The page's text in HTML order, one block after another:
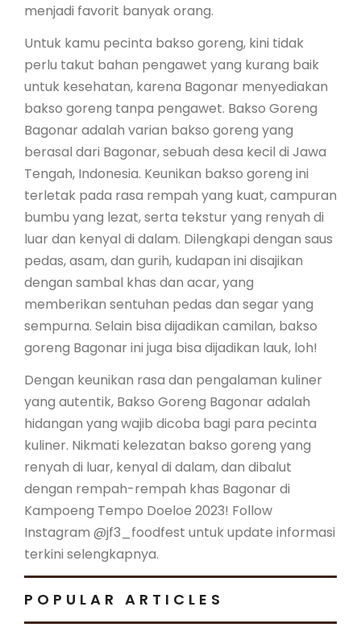
menjadi favorit banyak orang.
Untuk kamu pecinta bakso goreng, kini tidak
perlu takut bahan pengawet yang kurang baik
untuk kesehatan, karena Bagonar menyediakan
bakso goreng tanpa pengawet. Bakso Goreng
Bagonar adalah varian bakso goreng yang
berasal dari Bagonar, sebuah desa kecil di Jawa
Tengah, Indonesia. Keunikan bakso goreng ini
terletak pada rasa rempah yang kuat, campuran
bumbu yang lezat, serta tekstur yang renyah di
luar dan kenyal di dalam. Dilengkapi dengan saus
pedas, asam, dan gurih, kudapan ini disajikan
dengan sambal khas dan acar, yang
memberikan sentuhan pedas dan segar yang
sempurna. Selain bisa dijadikan camilan, bakso
goreng Bagonar ini juga bisa dijadikan lauk, loh!
Dengan keunikan rasa dan pengalaman kuliner
yang autentik, Bakso Goreng Bagonar adalah
hidangan yang wajib dicoba bagi para pecinta
kuliner. Nikmati kelezatan bakso goreng yang
renyah di luar, kenyal di dalam, dan dibalut
dengan rempah-rempah khas Bagonar di
Kampoeng Tempo Doeloe 2023! Follow
Instagram @jf3_foodfest untuk update informasi
terkini selengkapnya.
POPULAR ARTICLES